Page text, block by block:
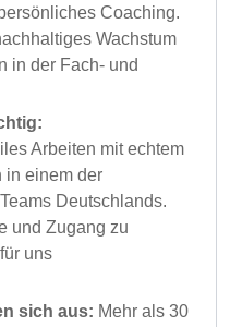
Coaching.
Wachstum
in der Fach- und
Arbeiten mit echtem
in einem der
Deutschlands.
und Zugang zu
uns
sich aus: Mehr als 30